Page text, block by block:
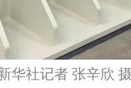
华社记者 张辛欣 摄